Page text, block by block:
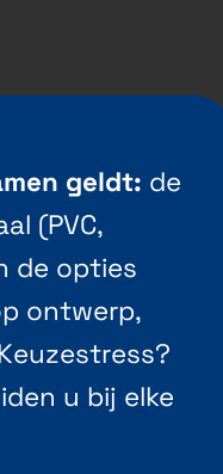
geldt: de
(PVC,
de opties
ontwerp,
u bij elke